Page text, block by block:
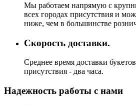
Мы работаем напрямую с
всех городах присутствия и
ниже, чем в большинстве
Скорость доставки.
Среднее время доставки
присутствия - два часа.
Надежность работы с нами